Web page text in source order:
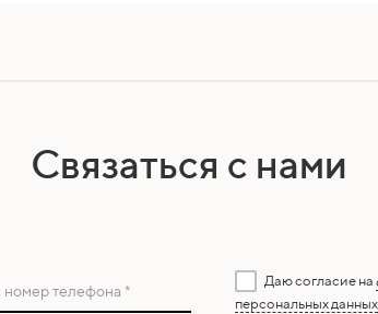
Связаться с нами
номер телефона *
Даю согласие на
персональных данных